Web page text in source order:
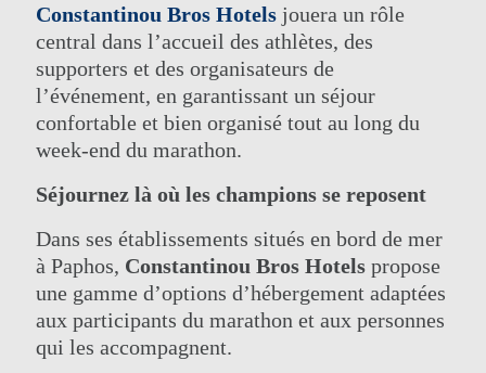
LE GROUPE
Constantinou Bros Hotelsjouera un rôle
central dans l’accueil des athlètes, des
supporters et des organisateurs de
l’événement, en garantissant un séjour
confortable et bien organisé tout au long du
week-end du marathon.
Séjournez là où les champions se reposent
Dans ses établissements situés en bord de mer
à Paphos, Constantinou Bros Hotelspropose
une gamme d’options d’hébergement adaptées
aux participants du marathon et aux personnes
qui les accompagnent.